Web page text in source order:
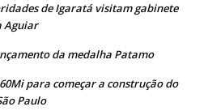
de Igaratá visitam gabinete
Aguiar
da medalha Patamo
para começar a construção do
Paulo